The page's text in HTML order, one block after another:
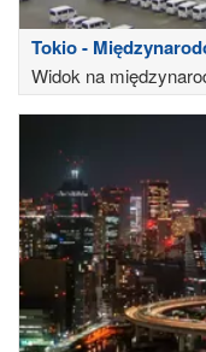
Tokio -
Widok na